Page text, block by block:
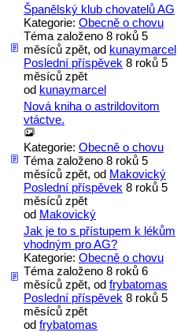
Španělský klub chovatelů AG
Kategorie: Obecně o chovu
Téma založeno 8 roků 5
měsíců zpět, od kunaymarcel
Poslední příspěvek 8 roků 5
měsíců zpět
od kunaymarcel
Nová kniha o astrildovitom
vtáctve.
Kategorie: Obecně o chovu
Téma založeno 8 roků 5
měsíců zpět, od Makovický
Poslední příspěvek 8 roků 5
měsíců zpět
od Makovický
Jak je to s přístupem k lékům
vhodným pro AG?
Kategorie: Obecně o chovu
Téma založeno 8 roků 6
měsíců zpět, od frybatomas
Poslední příspěvek 8 roků 5
měsíců zpět
od frybatomas